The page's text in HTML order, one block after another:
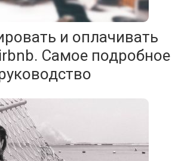
и оплачивать
Самое подробное